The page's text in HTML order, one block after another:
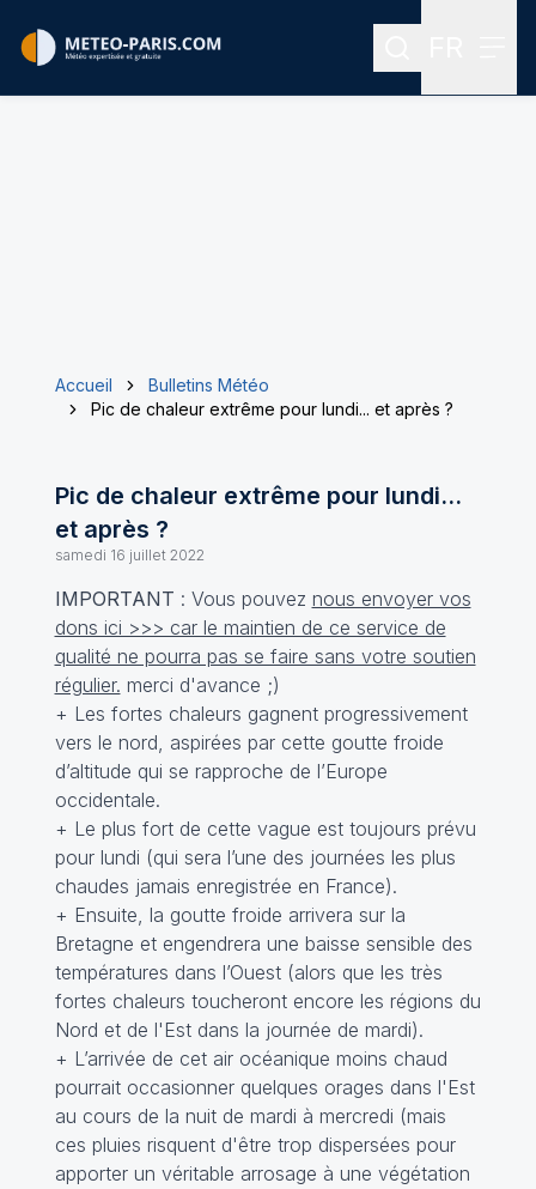
Rechercher
Accueil
Bulletins Météo
Pic de chaleur extrême pour lundi... et après ?
Pic de chaleur extrême pour lundi...
et après ?
samedi 16 juillet 2022
IMPORTANT : Vous pouvez nous envoyer vos
dons ici >>> car le maintien de ce service de
qualité ne pourra pas se faire sans votre soutien
régulier. merci d'avance ;)
+ Les fortes chaleurs gagnent progressivement
vers le nord, aspirées par cette goutte froide
d’altitude qui se rapproche de l’Europe
occidentale.
+ Le plus fort de cette vague est toujours prévu
pour lundi (qui sera l’une des journées les plus
chaudes jamais enregistrée en France).
+ Ensuite, la goutte froide arrivera sur la
Bretagne et engendrera une baisse sensible des
températures dans l’Ouest (alors que les très
fortes chaleurs toucheront encore les régions du
Nord et de l'Est dans la journée de mardi).
+ L’arrivée de cet air océanique moins chaud
pourrait occasionner quelques orages dans l'Est
au cours de la nuit de mardi à mercredi (mais
ces pluies risquent d'être trop dispersées pour
apporter un véritable arrosage à une végétation